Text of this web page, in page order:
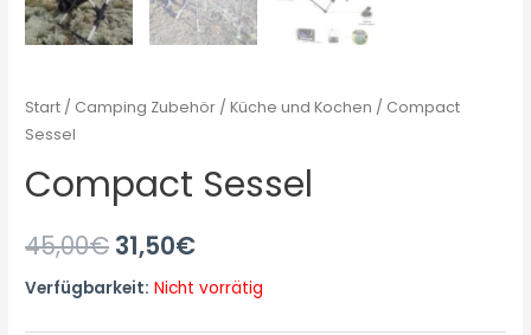
Start / Camping Zubehör /Küche und Kochen / Compact
Sessel
Compact Sessel
45,00€ 31,50€
Verfügbarkeit: Nicht vorrätig